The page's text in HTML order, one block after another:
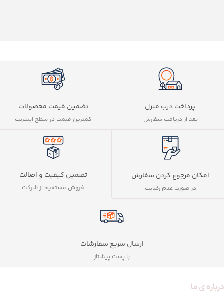
پرداخت درب منزل
بعد از دریافت سفارش
تضمین قیمت محصولات
کمترین قیمت در سطح اینترنت
امکان مرجوع کردن سفارش
در صورت عدم رضایت
تضمین کیفیت و اصالت
فروش مستقیم از شرکت
ارسال سریع سفارشات
با پست پیشتاز
درباره ی ما